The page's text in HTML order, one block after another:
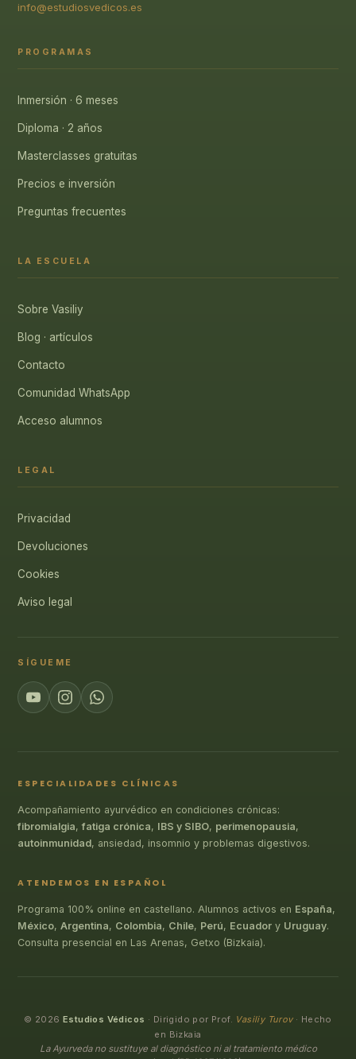
info@estudiosvedicos.es
PROGRAMAS
Inmersión · 6 meses
Diploma · 2 años
Masterclasses gratuitas
Precios e inversión
Preguntas frecuentes
LA ESCUELA
Sobre Vasiliy
Blog · artículos
Contacto
Comunidad WhatsApp
Acceso alumnos
LEGAL
Privacidad
Devoluciones
Cookies
Aviso legal
SÍGUEME
ESPECIALIDADES CLÍNICAS
Acompañamiento ayurvédico en condiciones crónicas:
fibromialgia,fatiga crónica, IBS y SIBO, perimenopausia,
autoinmunidad, ansiedad, insomnio y problemas digestivos.
ATENDEMOS EN ESPAÑOL
Programa 100% online en castellano. Alumnos activos en España,
México, Argentina, Colombia, Chile, Perú, Ecuador y Uruguay.
Consulta presencial en Las Arenas, Getxo (Bizkaia).
© 2026Estudios Védicos · Dirigido por Prof. Vasiliy Turov· Hecho
en Bizkaia
La Ayurveda no sustituye al diagnóstico ni al tratamiento médico